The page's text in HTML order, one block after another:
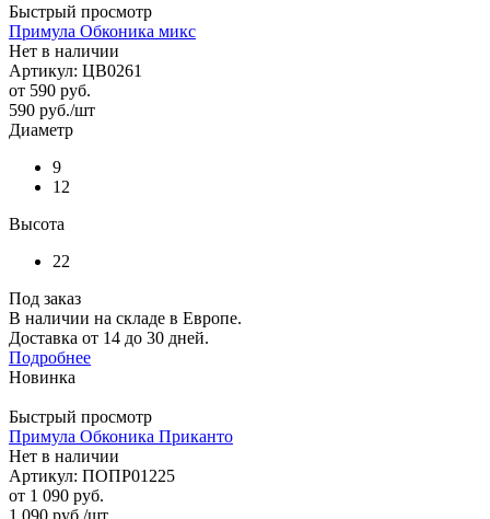
Быстрый просмотр
Примула Обконика микс
Нет в наличии
Артикул: ЦВ0261
от 590 руб.
590 руб./шт
Диаметр
9
12
Высота
22
Под заказ
В наличии на складе в Европе.
Доставка от 14 до 30 дней.
Подробнее
Новинка
Быстрый просмотр
Примула Обконика Приканто
Нет в наличии
Артикул: ПОПР01225
от 1 090 руб.
1 090 руб. /шт